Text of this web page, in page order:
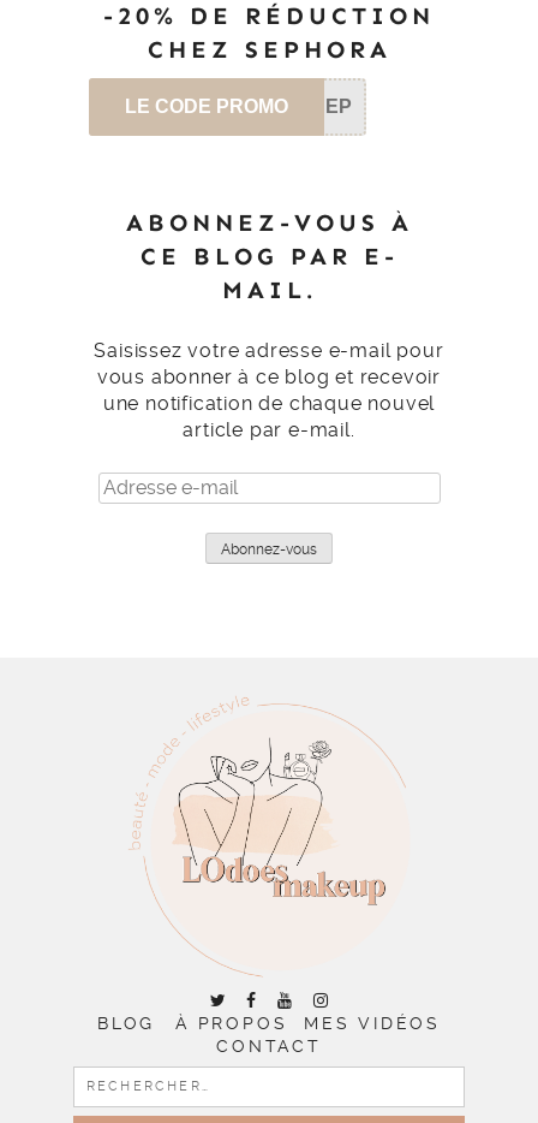
-20% DE RÉDUCTION
CHEZ SEPHORA
LE CODE PROMO SEP
ABONNEZ-VOUS À
CE BLOG PAR E-
MAIL.
Saisissez votre adresse e-mail pour
vous abonner à ce blog et recevoir
une notification de chaque nouvel
article par e-mail.
Adresse
e-
Abonnez-vous
BLOG À PROPOS
MES VIDÉOS
CONTACT
RECHERCHER :